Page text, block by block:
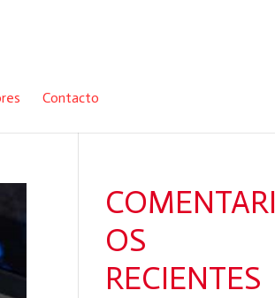
Contacto
COMENTARI
OS
RECIENTES